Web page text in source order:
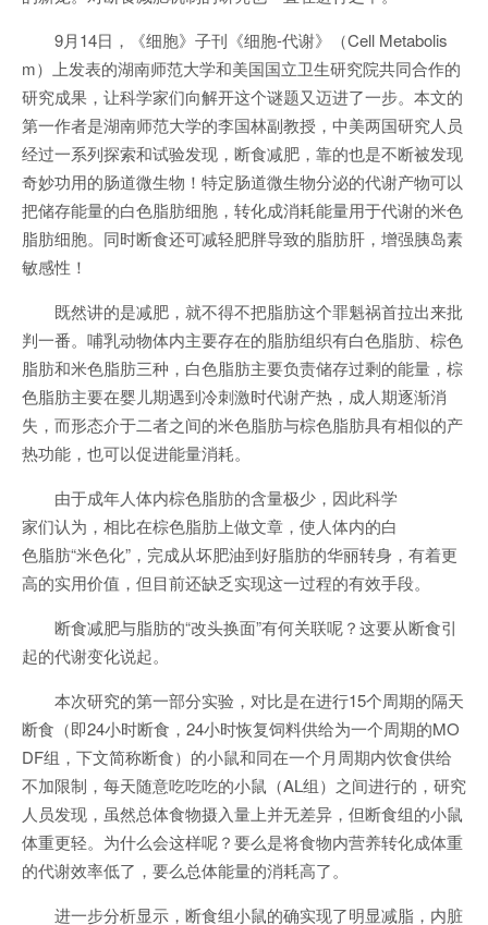
9月14日，《细胞》子刊《细胞-代谢》（Cell Metabolis
m）上发表的湖南师范大学和美国国立卫生研究院共同合作的
研究成果，让科学家们向解开这个谜题又迈进了一步。本文的
第一作者是湖南师范大学的李国林副教授，中美两国研究人员
经过一系列探索和试验发现，断食减肥，靠的也是不断被发现
奇妙功用的肠道微生物！特定肠道微生物分泌的代谢产物可以
把储存能量的白色脂肪细胞，转化成消耗能量用于代谢的米色
脂肪细胞。同时断食还可减轻肥胖导致的脂肪肝，增强胰岛素
敏感性！
既然讲的是减肥，就不得不把脂肪这个罪魁祸首拉出来批
判一番。哺乳动物体内主要存在的脂肪组织有白色脂肪、棕色
脂肪和米色脂肪三种，白色脂肪主要负责储存过剩的能量，棕
色脂肪主要在婴儿期遇到冷刺激时代谢产热，成人期逐渐消
失，而形态介于二者之间的米色脂肪与棕色脂肪具有相似的产
热功能，也可以促进能量消耗。
由于成年人体内棕色脂肪的含量极少，因此科学
家们认为，相比在棕色脂肪上做文章，使人体内的白
色脂肪“米色化”，完成从坏肥油到好脂肪的华丽转身，有着更
高的实用价值，但目前还缺乏实现这一过程的有效手段。
断食减肥与脂肪的“改头换面”有何关联呢？这要从断食引
起的代谢变化说起。
本次研究的第一部分实验，对比是在进行15个周期的隔天
断食（即24小时断食，24小时恢复饲料供给为一个周期的MO
DF组，下文简称断食）的小鼠和同在一个月周期内饮食供给
不加限制，每天随意吃吃吃的小鼠（AL组）之间进行的，研究
人员发现，虽然总体食物摄入量上并无差异，但断食组的小鼠
体重更轻。为什么会这样呢？要么是将食物内营养转化成体重
的代谢效率低了，要么总体能量的消耗高了。
进一步分析显示，断食组小鼠的确实现了明显减脂，内脏